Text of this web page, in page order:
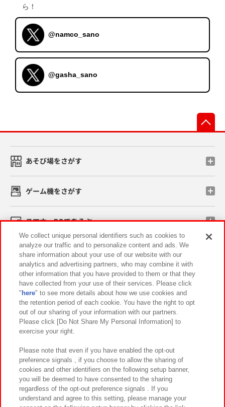
ら！
@namco_sano
@gasha_sano
あそび場をさがす
ゲーム機をさがす
スマホ・PCであそぶ
イベント・キャンペーン
関連会社 サステナビリティ サイトポリシー
プライバシーポリシー ウェブアクセシビリティ方針と検証結果
お取引先さまとともに
カスタマーハラスメント対応方針 よくあるご質問・お問い合わせ
We collect unique personal identifiers such as cookies to
analyze our traffic and to personalize content and ads. We
share information about your use of our website with our
analytics and advertising partners, who may combine it with
other information that you have provided to them or that they
have collected from your use of their services. Please click
" here" to see more details about how we use cookies and
the retention period of each cookie. You have the right to opt
out of our sharing of your information with our partners.
Please click [Do Not Share My Personal Information] to
exercise your right.
Please note that even if you have enabled the opt-out
preference signals , if you choose to allow the sharing of
cookies and other identifiers on the following setup banner,
you will be deemed to have consented to the sharing
regardless of the opt-out preference signals . If you
understand and agree to this setting, please manage your